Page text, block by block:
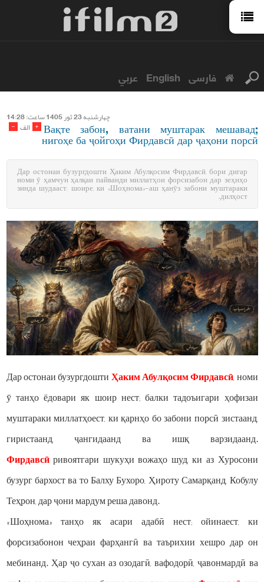
فارسی English عربي
چهارشنبه 23 ثور 1405 ساعت: 14:28
- الف + Вақте забон, ватани муштарак мешавад;
нигоҳе ба ҷойгоҳи Фирдавсӣ дар ҷаҳони порсӣ
Дар остонаи бузургдошти Ҳаким Абулқосим Фирдавсӣ, бори дигар
номи ӯ ҳамчун ҳалқаи пайванди миллатҳои форсизабон дар зеҳнҳо
зинда шудааст; шоире, ки «Шоҳнома»-аш ҳанӯз забони муштараки
дилҳост.
Дар остонаи бузургдоштиҲаким Абулқосим Фирдавсӣ, номи
ӯ танҳо ёдовари як шоир нест; балки тадоъигари ҳофизаи
муштараки миллатҳоест, ки қарнҳо бо забони порсӣ зистаанд,
гиристаанд, ҷангидаанд ва ишқ варзидаанд.
Фирдавсӣривоятгари шукуҳи вожаҳо шуд, ки аз Хуросони
бузург бархост ва то Балху Бухоро, Ҳироту Самарқанд, Кобулу
Теҳрон, дар ҷони мардум реша давонд.
«Шоҳнома» танҳо як асари адабӣ нест; ойинаест, ки
форсизабонон чеҳраи фарҳангӣ ва таърихии хешро дар он
мебинанд. Ҳар ҷо сухан аз озодагӣ, вафодорӣ, ҷавонмардӣ ва